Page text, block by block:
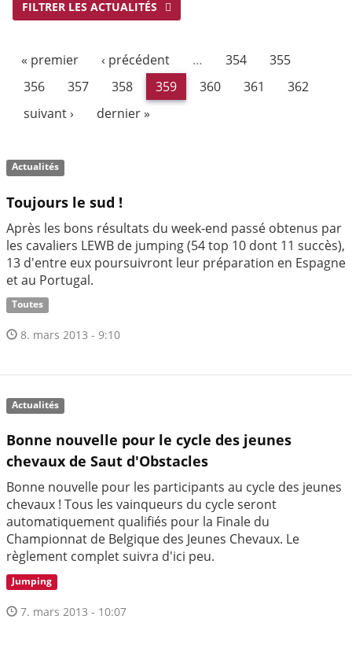
FILTRER LES ACTUALITÉS
« premier ‹ précédent … 354
355
356
357 358 359 360 361
362
suivant ›
dernier »
Actualités
Toujours le sud !
Après les bons résultats du week-end passé obtenus par
les cavaliers LEWB de jumping (54 top 10 dont 11 succès),
13 d'entre eux poursuivront leur préparation en Espagne
et au Portugal.
Toutes
8. mars 2013 - 9:10
Actualités
Bonne nouvelle pour le cycle des jeunes
chevaux de Saut d'Obstacles
Bonne nouvelle pour les participants au cycle des jeunes
chevaux ! Tous les vainqueurs du cycle seront
automatiquement qualifiés pour la Finale du
Championnat de Belgique des Jeunes Chevaux. Le
règlement complet suivra d'ici peu.
Jumping
7. mars 2013 - 10:07